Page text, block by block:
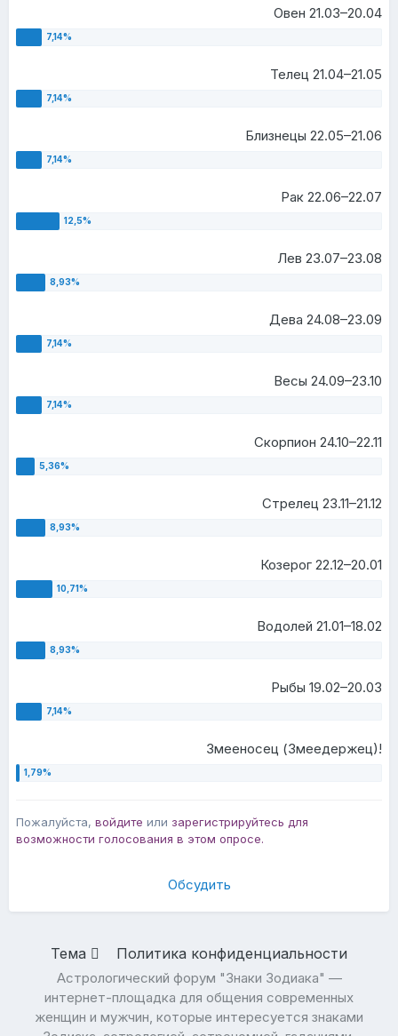
Овен 21.03–20.04
Телец 21.04–21.05
Близнецы 22.05–21.06
Рак 22.06–22.07
Лев 23.07–23.08
Дева 24.08–23.09
Весы 24.09–23.10
Скорпион 24.10–22.11
Стрелец 23.11–21.12
Козерог 22.12–20.01
Водолей 21.01–18.02
Рыбы 19.02–20.03
Змееносец (Змеедержец)!
Пожалуйста, войдите или зарегистрируйтесь для
возможности голосования в этом опросе.
Обсудить
Тема Политика конфиденциальности
Астрологический форум "Знаки Зодиака" —
интернет-площадка для общения современных
женщин и мужчин, которые интересуется знаками